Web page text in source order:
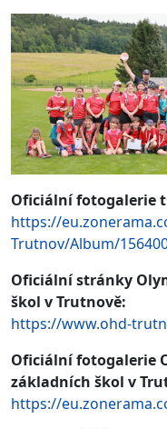
Oficiální fotogalerie
https://
Trutnov/Album/
Oficiální stránky
škol v Trutnově:
https://www.ohd-
Oficiální fotogalerie
základních škol v
https://